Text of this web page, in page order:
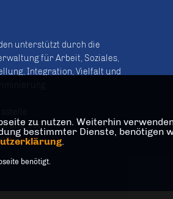
unterstützt durch die
für Arbeit, Soziales,
Integration, Vielfalt und
106
zu nutzen. Weiterhin
bestimmter Dienste, benötigen
.
benötigt.